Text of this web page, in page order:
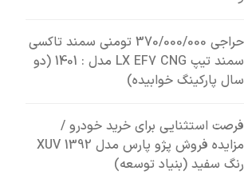
حراجی 370/000/000 تومنی سمند تاکسی
سمند تیپ LX EF7 CNG مدل : 1401 (دو
سال پارکینگ خوابیده)
فرصت استثنایی برای خرید خودرو /
مزایده فروش پژو پارس مدل 1392 XUV
رنگ سفید (بنیاد توسعه)